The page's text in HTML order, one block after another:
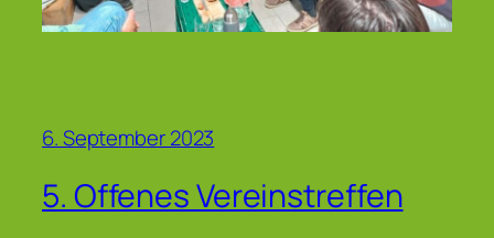
6. September 2023
5. Offenes Vereinstreffen